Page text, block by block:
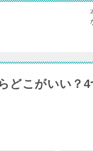
どこがいい？